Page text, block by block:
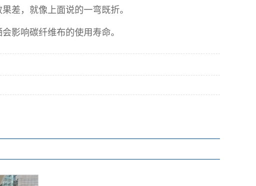
，就像上面说的一弯既折。
响碳纤维布的使用寿命。